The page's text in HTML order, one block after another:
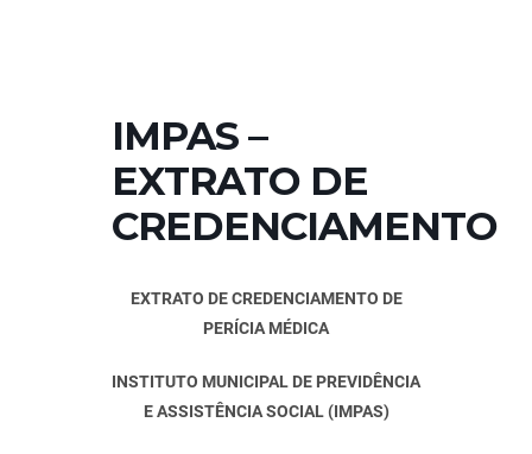
IMPAS –
EXTRATO DE
CREDENCIAMENTO
EXTRATO DE CREDENCIAMENTO DE
PERÍCIA MÉDICA
INSTITUTO MUNICIPAL DE PREVIDÊNCIA
E ASSISTÊNCIA SOCIAL (IMPAS)